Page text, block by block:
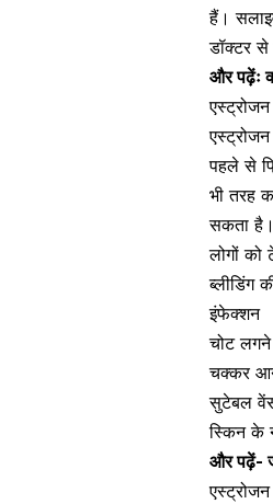
हैं।
डॉक्टर से
और पढ़ेंः
पहले से
भी तरह
सकता
लोगों को
ब्लीडिंग
इंफेक्शन
चोट लगने
चक्कर
सुटेबल
स्किन के
और पढ़ें-